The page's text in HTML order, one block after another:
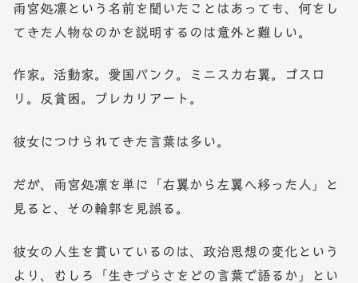
雨宮処凛という名前を聞いたことはあっても、何をし
てきた人物なのかを説明するのは意外と難しい。
作家。活動家。愛国パンク。ミニスカ右翼。ゴスロ
リ。反貧困。プレカリアート。
彼女につけられてきた言葉は多い。
だが、雨宮処凛を単に「右翼から左翼へ移った人」と
見ると、その輪郭を見誤る。
彼女の人生を貫いているのは、政治思想の変化という
より、むしろ「生きづらさをどの言葉で語るか」とい